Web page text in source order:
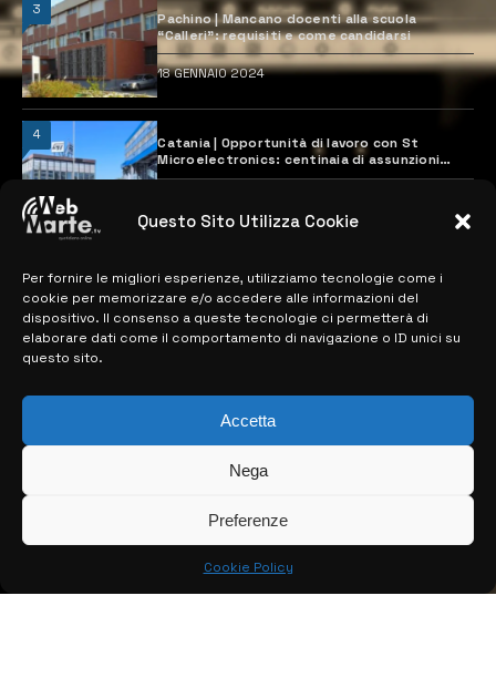
Questo Sito Utilizza Cookie
Per fornire le migliori esperienze, utilizziamo tecnologie come i
cookie per memorizzare e/o accedere alle informazioni del
dispositivo. Il consenso a queste tecnologie ci permetterà di
elaborare dati come il comportamento di navigazione o ID unici su
questo sito.
Accetta
Nega
Preferenze
Cookie Policy
3
Pachino | Mancano docenti alla scuola
“Calleri”: requisiti e come candidarsi
18 GENNAIO 2024
4
Catania | Opportunità di lavoro con St
Microelectronics: centinaia di assunzioni
previste
MAPPA DEL SITO
> NOTIZIE